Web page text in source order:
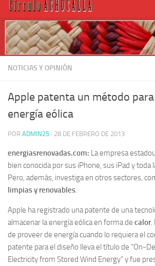
NOTICIAS Y OPINIÓN
Apple patenta un método
energía eólica
POR ADMIN25 · 28 DE FEBRERO DE 2013
energiasrenovadas.com: La empresa
bien conocida por sus iPhone, sus iPad y toda
Pero, además, investiga en otros sectores,
limpias y renovables.
Apple ha registrado una patente de una
almacenar la energía eólica en forma de calor.
de proveer de energía cuando lo requiera el
patente para el diseño lleva el título de “On-
Electricity from Stored Wind Energy” y fue